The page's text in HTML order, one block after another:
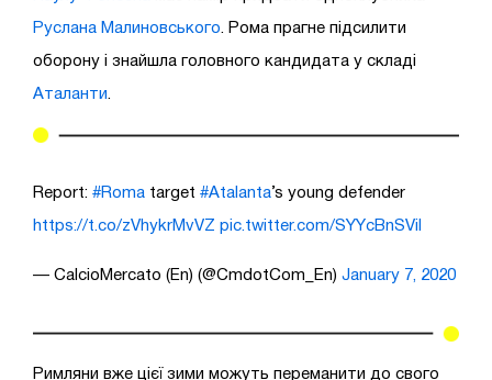
Руслана Малиновського . Рома прагне підсилити
оборону і знайшла головного кандидата у складі
Аталанти
Report: #Roma target #Atalanta’s young defender
https://t.co/zVhykrMvVZ pic.twitter.com/SYYcBnSViI
— CalcioMercato (En) (@CmdotCom_En) January 7, 2020
Римляни вже цієї зими можуть переманити до свого